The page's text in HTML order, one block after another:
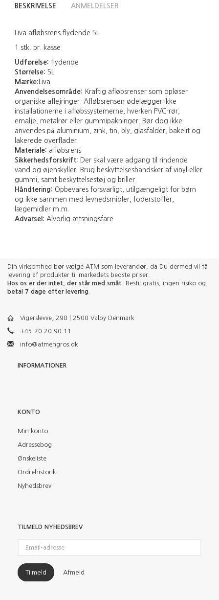
BESKRIVELSE ANMELDELSER
Liva afløbsrens flydende 5L
1 stk. pr. kasse
Udførelse: flydende
Størrelse: 5L
Mærke: Liva
Anvendelsesområde: Kraftig afløbsrenser som opløser
organiske aflejringer. Afløbsrensen ødelægger ikke
installationerne i afløbssystemerne, hverken PVC-rør,
emalje, metalrør eller gummipakninger. Bør dog ikke
anvendes på aluminium, zink, tin, bly, glasfalder, bakelit og
lakerede overflader.
Materiale: afløbsrens
Sikkerhedsforskrift: Der skal være adgang til rindende
vand og øjenskyller. Brug beskyttelseshandsker af vinyl eller
gummi, samt beskyttelsestøj og briller.
Håndtering: Opbevares forsvarligt, utilgængeligt for børn
og ikke sammen med levnedsmidler, foderstoffer,
lægemidler m.m.
Advarsel: Alvorlig ætsningsfare
Din virksomhed bør vælge ATM som leverandør, da Du dermed vil få
levering af produkter til markedets bedste priser.
Hos os er der intet, der står med småt . Bestil gratis, ingen risiko og
betal 7 dage efter levering
Vigerslevvej 298 | 2500 Valby Denmark
+45 70 20 90 11
info@atmengros.dk
INFORMATIONER
KONTO
Min konto
Adressebog
Ønskeliste
Ordrehistorik
Nyhedsbrev
TILMELD NYHEDSBREV
adresse
Tilmeld Afmeld